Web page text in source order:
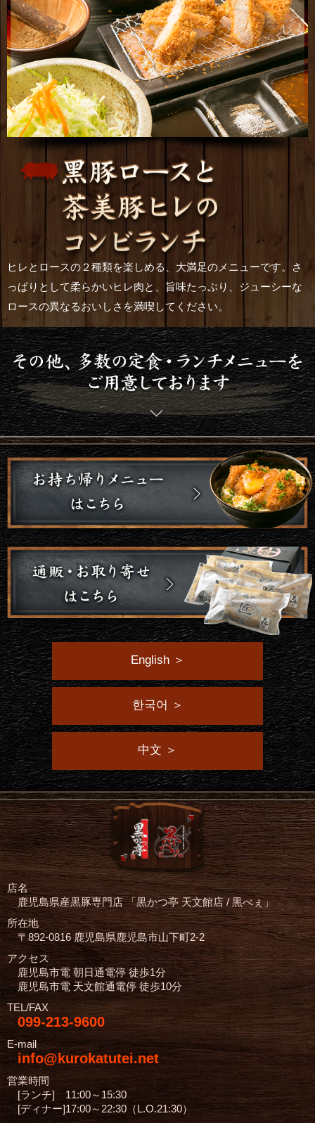
ヒレとロースの２種類を楽しめる、大満足のメニューです。さ
っぱりとして柔らかいヒレ肉と、旨味たっぷり、ジューシーな
ロースの異なるおいしさを満喫してください。
English ＞
한국어 ＞
中文 ＞
店名
鹿児島県産黒豚専門店「黒かつ亭 天文館店 / 黒べぇ」
所在地
〒892-0816 鹿児島県鹿児島市山下町2-2
アクセス
鹿児島市電 朝日通電停 徒歩1分
鹿児島市電 天文館通電停 徒歩10分
TEL/FAX
099-213-9600
E-mail
info@kurokatutei.net
営業時間
[ランチ] 11:00～15:30
[ディナー]17:00～22:30（L.O.21:30）